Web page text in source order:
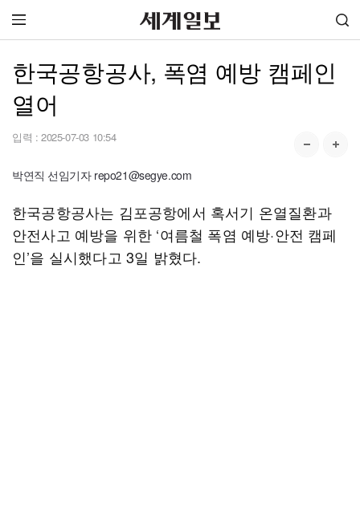
한국공항공사, 폭염 예방 캠페인
열어
입력 : 2025-07-03 10:54
박연직 선임기자 repo21@segye.com
한국공항공사는 김포공항에서 혹서기 온열질환과
안전사고 예방을 위한 ‘여름철 폭염 예방·안전 캠페
인’을 실시했다고 3일 밝혔다.